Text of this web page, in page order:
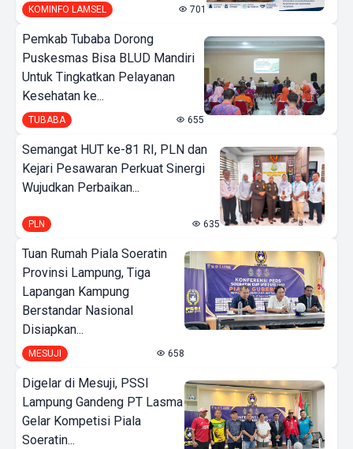
KOMINFO LAMSEL 701
Pemkab Tubaba Dorong
Puskesmas Bisa BLUD Mandiri
Untuk Tingkatkan Pelayanan
Kesehatan ke...
TUBABA 655
Semangat HUT ke-81 RI, PLN dan
Kejari Pesawaran Perkuat Sinergi
Wujudkan Perbaikan...
PLN 635
Tuan Rumah Piala Soeratin
Provinsi Lampung, Tiga
Lapangan Kampung
Berstandar Nasional
Disiapkan...
MESUJI 658
Digelar di Mesuji, PSSI
Lampung Gandeng PT Lasma
Gelar Kompetisi Piala
Soeratin...